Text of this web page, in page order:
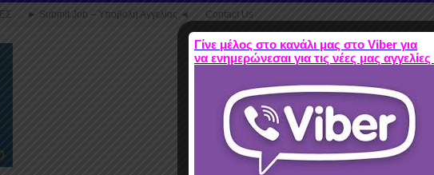
► Submit Job – Υποβολή Αγγελίας ◄ Contact Us
Γίνε μέλος στο κανάλι μας στο Viber για
να ενημερώνεσαι για τις νέες μας αγγελίες